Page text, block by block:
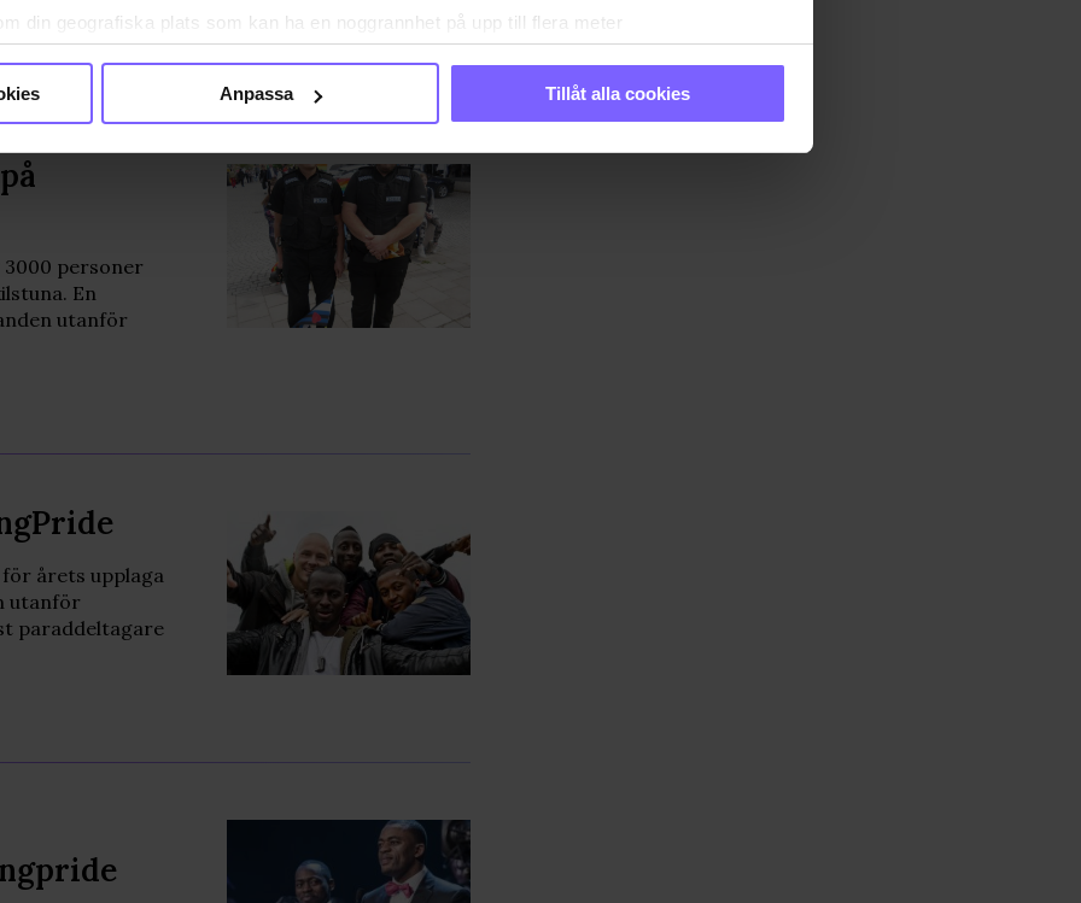
din geografiska plats som kan ha en noggrannhet på upp till flera meter
att aktivt skanna den för specifika kännetecken (fingeravtryck)
uppgifter behandlas och ställ in dina preferenser i
detaljsektionen
. Du kan ändra
för att anpassa innehållet och annonserna till användarna, tillhandahålla funktioner för
trafik. Vi vidarebefordrar även sådana identifierare och annan information från din enhet
och analysföretag som vi samarbetar med. Dessa kan i sin tur kombinera informationen
har tillhandahållit eller som de har samlat in när du har använt deras tjänster. Du
användande av vår webbplats.
Anpassa Tillåt alla cookies
personer
En
utanför
årets upplaga
utanför
paraddeltagare